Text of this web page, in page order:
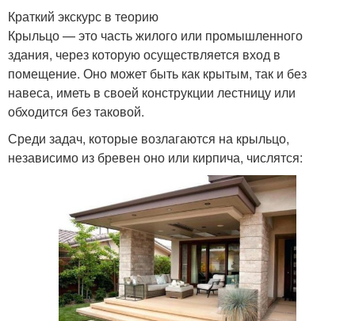
Краткий экскурс в теорию
Крыльцо — это часть жилого или промышленного
здания, через которую осуществляется вход в
помещение. Оно может быть как крытым, так и без
навеса, иметь в своей конструкции лестницу или
обходится без таковой.
Среди задач, которые возлагаются на крыльцо,
независимо из бревен оно или кирпича, числятся: